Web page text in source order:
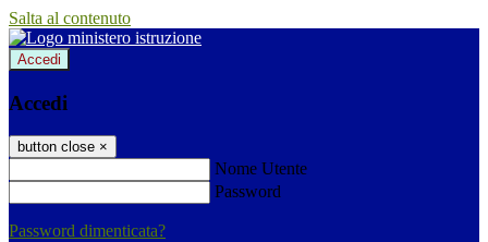
Salta al contenuto
Accedi
Accedi
button close ×
Nome Utente
Password
Password dimenticata?